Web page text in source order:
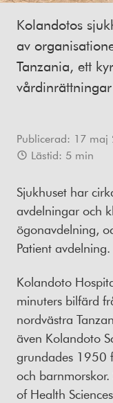
Kolandotos
av
Tanzania, ett
Publicerad: 17 maj
Lästid: 5 min
Sjukhuset har
avdelningar och
ögonavdelning,
Patient avdelning.
Kolandoto
minuters bilfärd
nordvästra
även Kolandoto
grundades 1950
och
of Health